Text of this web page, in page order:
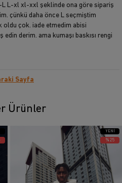
L L-xl xl-xxl şeklinde ona göre sipariş
çünkü daha önce L seçmiştim
oldu çok. iade etmedim abisi
derim. ama kumaşı baskısı rengi
Sayfa
Ürünler
YENI
ÜRÜN
%25